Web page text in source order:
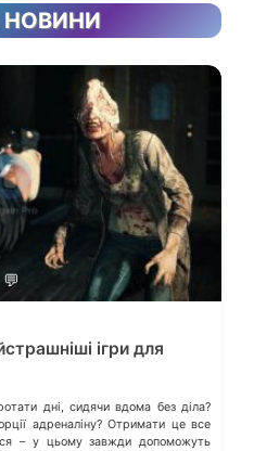
НОВИНИ
💬
ігри для
дні, сидячи вдома без діла?
адреналіну? Отримати це все
– у цьому завжди допоможуть